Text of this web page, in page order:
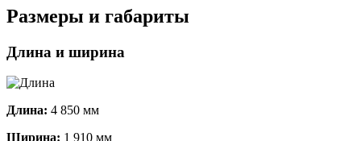
Размеры и габариты
Длина и ширина
Длина: 4 850 мм
Ширина: 1 910 мм